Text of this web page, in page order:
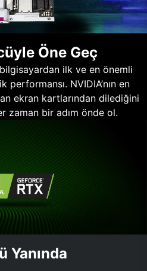
Öne Geç
ilk ve en önemli
NVIDIA’nın en
ekran kartlarından dilediğini
zaman bir adım önde ol.
Yanında